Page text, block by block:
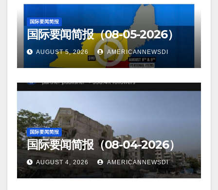
国际要闻简报
国际要闻简报（08-05-2026）
AUGUST 5, 2026 AMERICANNEWSDI
国际要闻简报
国际要闻简报（08-04-2026）
AUGUST 4, 2026 AMERICANNEWSDI